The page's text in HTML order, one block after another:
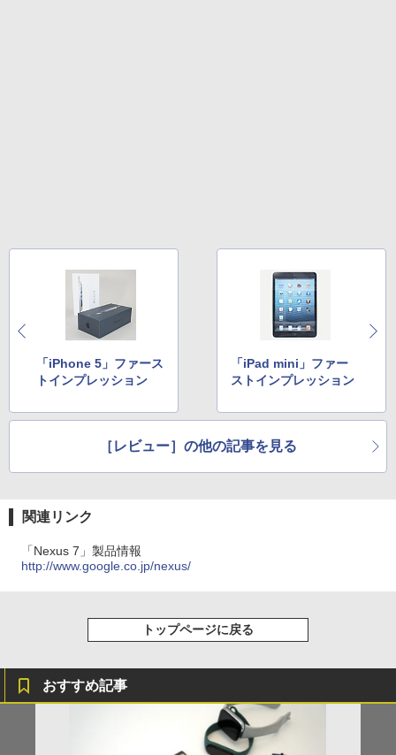
「iPhone 5」ファース
トインプレッション
「iPad mini」ファー
ストインプレッション
［レビュー］の他の記事を見る
関連リンク
「Nexus 7」製品情報
http://www.google.co.jp/nexus/
トップページに戻る
おすすめ記事